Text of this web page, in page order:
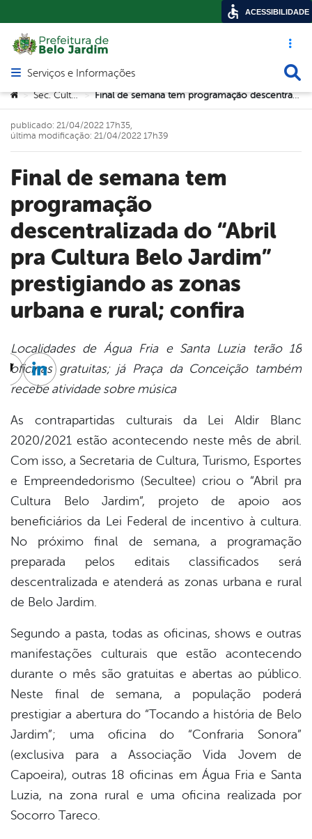
Acesso
Abrir menu principal de navegação
Serviços e Informações
Você está aqui:
> Sec. Cultura > Final de semana tem programação descentralizada do “Abril pra Cultura Belo Jardim” prestigiando as zonas urbana e rural; confira
Final de semana tem
programação
descentralizada do “Abril
pra Cultura Belo Jardim”
prestigiando as zonas
urbana e rural; confira
publicado: 21/04/2022 17h35,
última modificação: 21/04/2022 17h39
Localidades de Água Fria e Santa Luzia terão 18
oficinas gratuitas; já Praça da Conceição também
recebe atividade sobre música
As contrapartidas culturais da Lei Aldir Blanc
2020/2021 estão acontecendo neste mês de abril.
Com isso, a Secretaria de Cultura, Turismo, Esportes
e Empreendedorismo (Secultee) criou o “Abril pra
Cultura Belo Jardim”, projeto de apoio aos
beneficiários da Lei Federal de incentivo à cultura.
No próximo final de semana, a programação
preparada pelos editais classificados será
descentralizada e atenderá as zonas urbana e rural
de Belo Jardim.
Segundo a pasta, todas as oficinas, shows e outras
manifestações culturais que estão acontecendo
durante o mês são gratuitas e abertas ao público.
Neste final de semana, a população poderá
prestigiar a abertura do “Tocando a história de Belo
Jardim”; uma oficina do “Confraria Sonora”
(exclusiva para a Associação Vida Jovem de
Capoeira), outras 18 oficinas em Água Fria e Santa
Luzia, na zona rural e uma oficina realizada por
Socorro Tareco.
Twitter
Linkedin
ACESSIBILIDADE